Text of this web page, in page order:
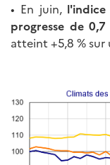
• En juin,
progresse de
atteint +5,8 % sur